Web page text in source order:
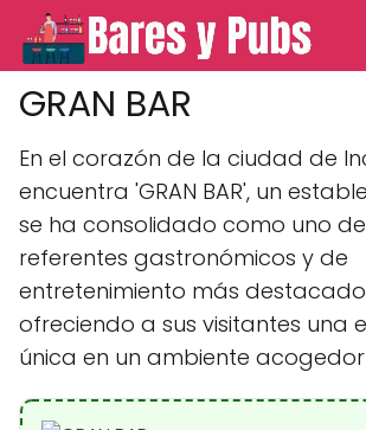
GRAN BAR
En el corazón de la ciudad de
encuentra 'GRAN BAR', un
se ha consolidado como uno
referentes gastronómicos y de
entretenimiento más
ofreciendo a sus visitantes una
única en un ambiente